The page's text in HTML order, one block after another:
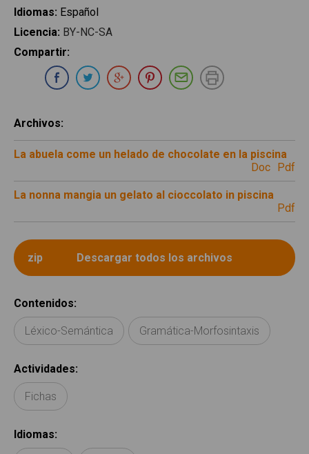
Idiomas: Español
Licencia: BY-NC-SA
Compartir:
Compartir en Whatsapp
Compartir en Facebook
Compartir en Twitter
Compartir en Google Plus
Compartir en Pinterest
Compartir por E-
Archivos:
La abuela come un helado de chocolate en la piscina
doc
pdf
La nonna mangia un gelato al cioccolato in piscina
pdf
Contenidos:
Léxico-Semántica Gramática-Morfosintaxis
Actividades:
Fichas
Idiomas: